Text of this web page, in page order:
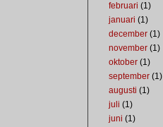
februari (1)
januari (1)
december (1)
november (1)
oktober (1)
september (1)
augusti (1)
juli (1)
juni (1)